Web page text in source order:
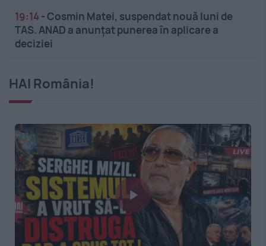
19:14-Cosmin Matei, suspendat nouă luni de
TAS. ANAD a anunțat punerea în aplicare a
deciziei
HAI România!